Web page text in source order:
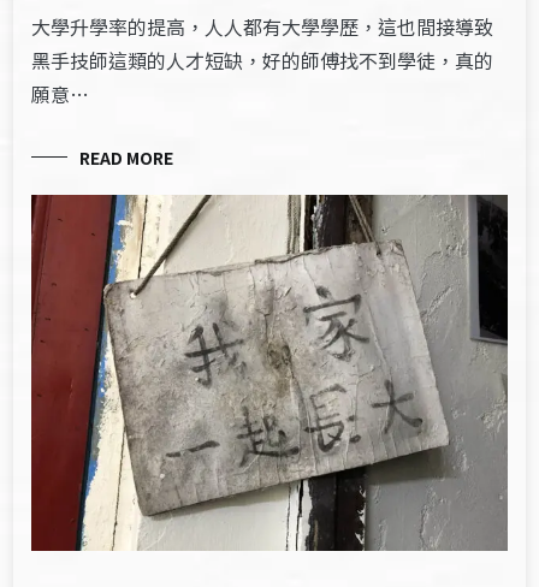
大學升學率的提高，人人都有大學學歷，這也間接導致
黑手技師這類的人才短缺，好的師傅找不到學徒，真的
願意…
READ MORE